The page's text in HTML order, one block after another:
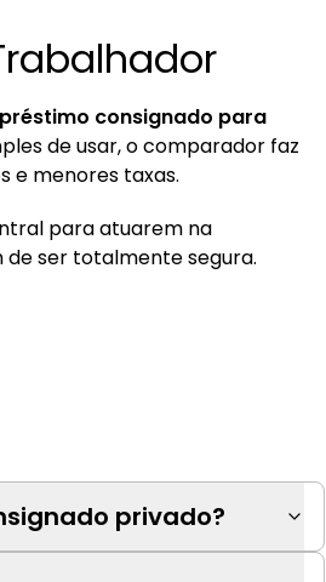
consignado para
de usar, o comparador faz
e menores taxas.
para atuarem na
de ser totalmente segura.
privado?